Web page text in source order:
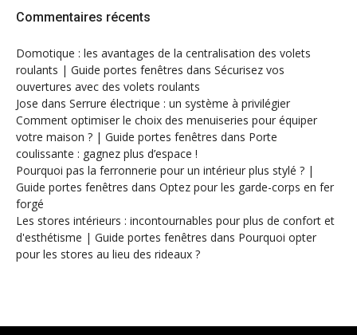
Commentaires récents
Domotique : les avantages de la centralisation des volets
roulants | Guide portes fenêtres dans Sécurisez vos
ouvertures avec des volets roulants
Jose dans Serrure électrique : un système à privilégier
Comment optimiser le choix des menuiseries pour équiper
votre maison ? | Guide portes fenêtres dans Porte
coulissante : gagnez plus d’espace !
Pourquoi pas la ferronnerie pour un intérieur plus stylé ? |
Guide portes fenêtres dans Optez pour les garde-corps en fer
forgé
Les stores intérieurs : incontournables pour plus de confort et
d'esthétisme | Guide portes fenêtres dans Pourquoi opter
pour les stores au lieu des rideaux ?